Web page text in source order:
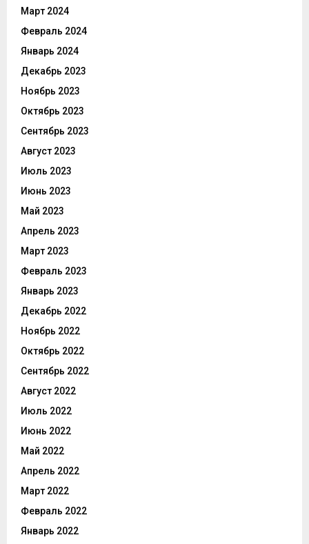
Март 2024
Февраль 2024
Январь 2024
Декабрь 2023
Ноябрь 2023
Октябрь 2023
Сентябрь 2023
Август 2023
Июль 2023
Июнь 2023
Май 2023
Апрель 2023
Март 2023
Февраль 2023
Январь 2023
Декабрь 2022
Ноябрь 2022
Октябрь 2022
Сентябрь 2022
Август 2022
Июль 2022
Июнь 2022
Май 2022
Апрель 2022
Март 2022
Февраль 2022
Январь 2022